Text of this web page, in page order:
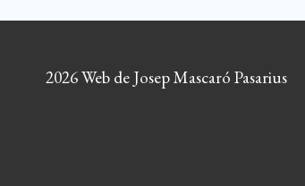
2026 Web de Josep Mascaró Pasarius